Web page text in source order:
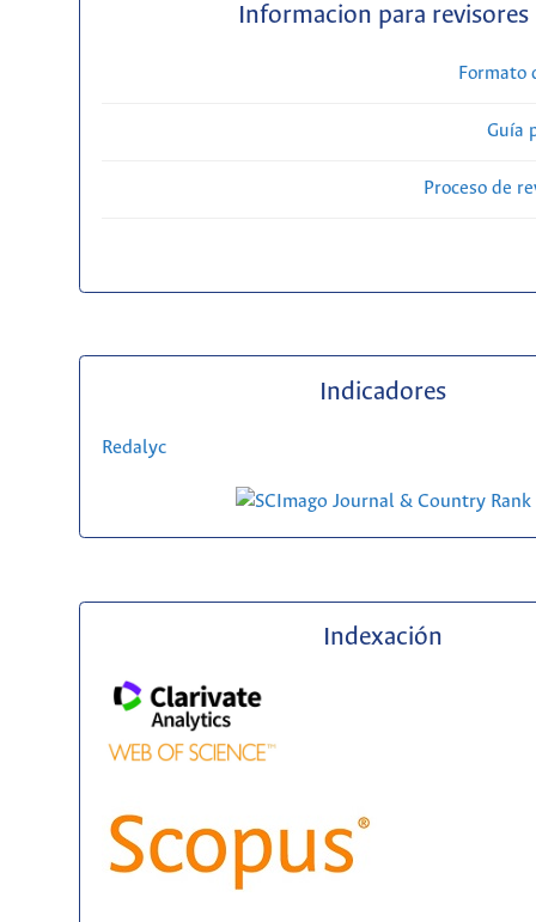
Informacion para revisores
Formato
Guía
Proceso de
Indicadores
Redalyc
Indexación